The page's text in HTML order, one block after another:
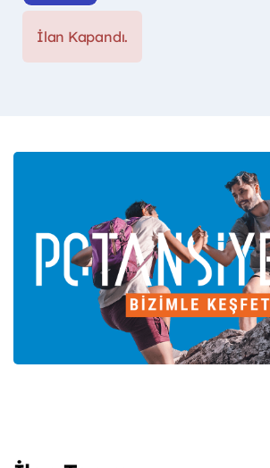
İlan Kapandı.